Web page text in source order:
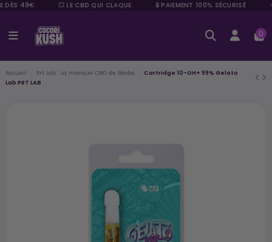
DÈS 49€ 💥 LE CBD QUI CLAQUE 🔒 PAIEMENT 100% SÉCURISÉ
0
Accueil Prt Lab : La marque CBD de Booba
Cartridge 10-OH+ 99% Gelato
Lab PRT LAB